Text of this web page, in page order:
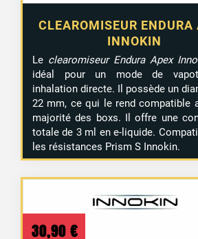
CLEAROMISEUR ENDURA
INNOKIN
Le clearomiseur Endura Apex
idéal pour un mode de
inhalation directe. Il possède un
22 mm, ce qui le rend compatible
majorité des boxs. Il offre une
totale de 3 ml en e-liquide.
les résistances Prism S Innokin.
30,90 €